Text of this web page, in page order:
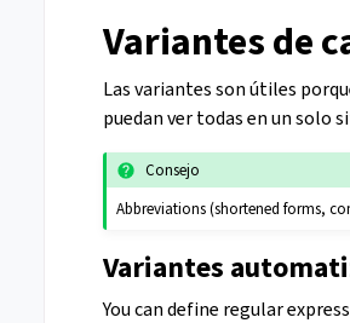
Variantes de
Las variantes son útiles
puedan ver todas en un solo
Consejo
Abbreviations (shortened forms,
Variantes
You can define regular